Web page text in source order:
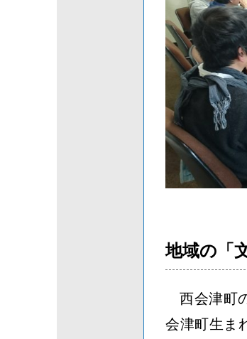
地域の「
西会津町
会津町生ま